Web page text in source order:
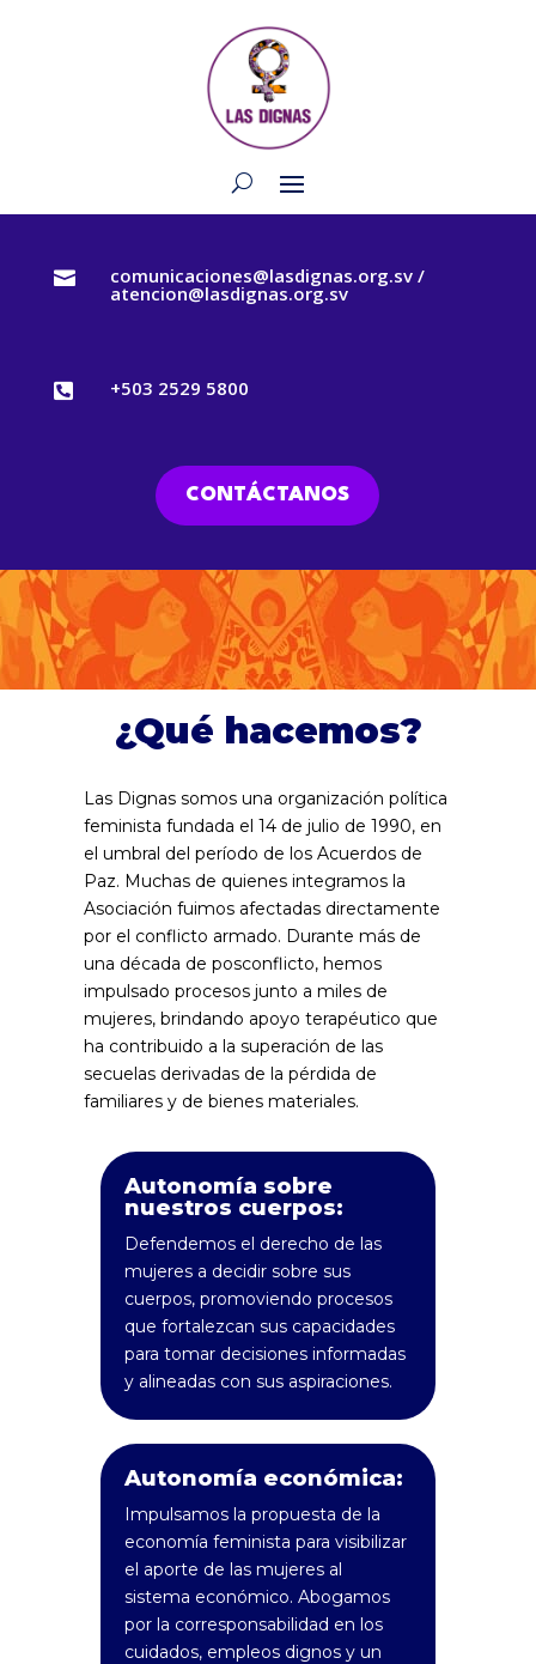
 comunicaciones@lasdignas.org.sv /
atencion@lasdignas.org.sv
 +503 2529 5800
CONTÁCTANOS
¿Qué hacemos?
Las Dignas somos una organización política
feminista fundada el 14 de julio de 1990, en
el umbral del período de los Acuerdos de
Paz. Muchas de quienes integramos la
Asociación fuimos afectadas directamente
por el conflicto armado. Durante más de
una década de posconflicto, hemos
impulsado procesos junto a miles de
mujeres, brindando apoyo terapéutico que
ha contribuido a la superación de las
secuelas derivadas de la pérdida de
familiares y de bienes materiales.
Autonomía sobre
nuestros cuerpos:
Defendemos el derecho de las
mujeres a decidir sobre sus
cuerpos, promoviendo procesos
que fortalezcan sus capacidades
para tomar decisiones informadas
y alineadas con sus aspiraciones.
Autonomía económica:
Impulsamos la propuesta de la
economía feminista para visibilizar
el aporte de las mujeres al
sistema económico. Abogamos
por la corresponsabilidad en los
cuidados, empleos dignos y un